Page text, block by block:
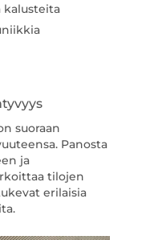
suoraan
Panosta
ja
tilojen
erilaisia